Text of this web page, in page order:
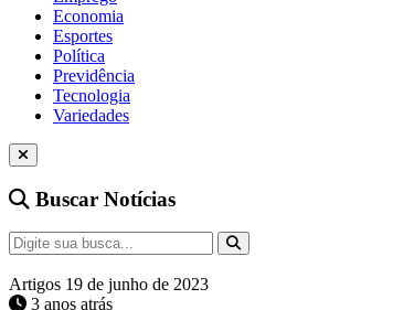
Economia
Esportes
Política
Previdência
Tecnologia
Variedades
Buscar Notícias
Artigos 19 de junho de 2023
3 anos atrás